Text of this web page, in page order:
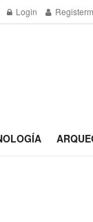
Login Register